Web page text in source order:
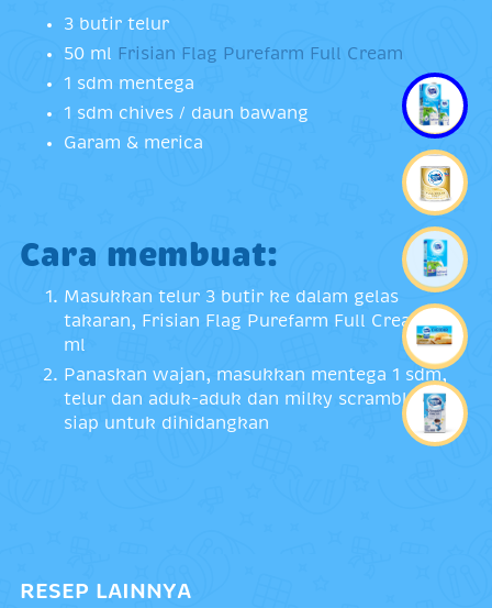
3 butir telur
50 ml
Frisian Flag Purefarm Full Cream
1 sdm mentega
1 sdm chives / daun bawang
Garam & merica
Cara membuat:
Masukkan telur 3 butir ke dalam gelas
takaran, Frisian Flag Purefarm Full Cream 50
ml
Panaskan wajan, masukkan mentega 1 sdm,
telur dan aduk-aduk dan milky scramble egg
siap untuk dihidangkan
RESEP LAINNYA